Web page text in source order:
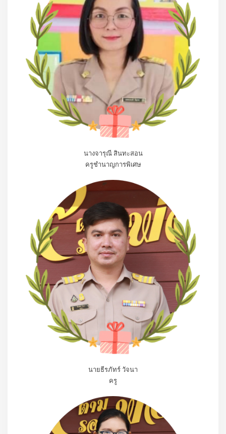
นางจารุณี สินทะสอน
ครูชำนาญการพิเศษ
นายธีรภัทร์ วัจนา
ครู